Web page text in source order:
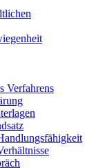
Verfahrens